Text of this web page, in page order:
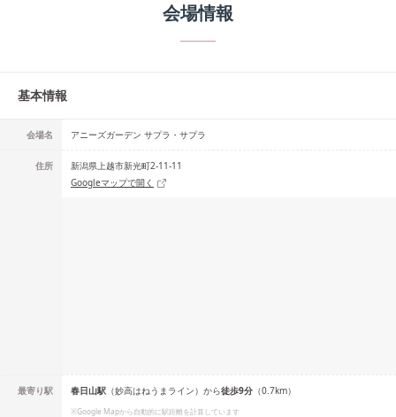
会場情報
基本情報
会場名 アニーズガーデン サプラ・サプラ
住所
新潟県上越市新光町2-11-11
Googleマップで開く
最寄り駅 春日山駅 （妙高はねうまライン） から徒歩9分 （0.7km）
※Google Mapから自動的に駅距離を計算しています